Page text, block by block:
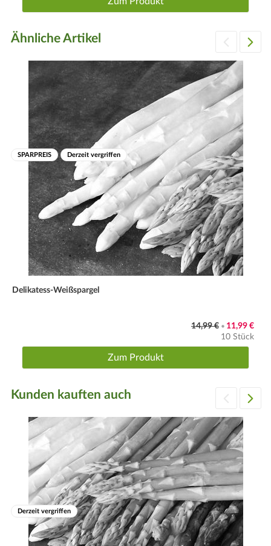
Boden zu binden und auch den Unkrautwuchs zu mindern,
Für die Ernte den Spargel bodennah abschneiden, sobald er
eine Höhe von ca. 20 bis 30 cm erreicht hat. Erntezeit: Mai
bis ca. Ende Juni.
Schnitt
In den ersten beiden Jahren lässt man die Pflanzen einfach
wachsen und entfernt nur abgestorbenes Laub. Im 3.
Standjahr kann dann geerntet werden, wobei man nach der
Ernte im Spätherbst die welken Triebe handbreit über dem
Boden abschneidet.
Winter
Winterhart.
Ähnliche Artikel
SPARPREIS Derzeit vergriffen
Delikatess-Weißspargel
14,99 € • 11,99 €
10 Stück
Zum Produkt
Kunden kauften auch
Derzeit vergriffen